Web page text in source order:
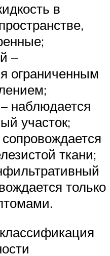
в
–
ограниченным
наблюдается
участок;
ткани;
только